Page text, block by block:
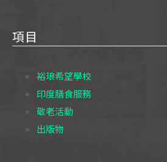
項目
裕琅希望學校
印度膳食服務
敬老活動
出版物